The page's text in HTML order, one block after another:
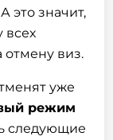
это значит,
всех
отмену виз.
уже
режим
следующие